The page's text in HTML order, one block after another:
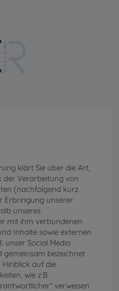
klärt Sie über die Art,
der Verarbeitung von
(nachfolgend kurz
Erbringung unserer
unseres
mit ihm verbundenen
Inhalte sowie externen
unser Social Media
bezeichnet
Hinblick auf die
wie z.B.
verweisen